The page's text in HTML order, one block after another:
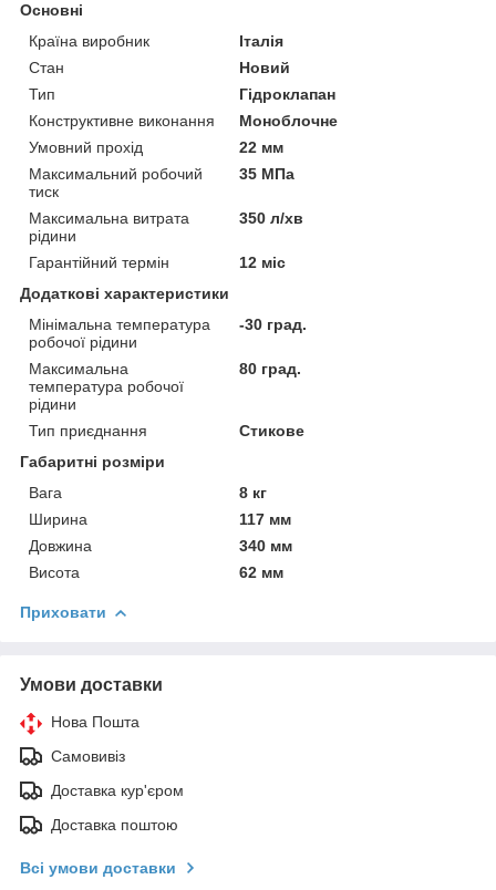
Основні
Країна виробник
Італія
Стан
Новий
Тип
Гідроклапан
Конструктивне виконання
Моноблочне
Умовний прохід
22 мм
Максимальний робочий
тиск
35 МПа
Максимальна витрата
рідини
350 л/хв
Гарантійний термін
12 міс
Додаткові характеристики
Мінімальна температура
робочої рідини
-30 град.
Максимальна
температура робочої
рідини
80 град.
Тип приєднання
Стикове
Габаритні розміри
Вага
8 кг
Ширина
117 мм
Довжина
340 мм
Висота
62 мм
Приховати
Умови доставки
Нова Пошта
Самовивіз
Доставка кур'єром
Доставка поштою
Всі умови доставки